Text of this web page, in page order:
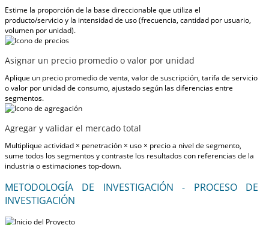
Estime la proporción de la base direccionable que utiliza el
producto/servicio y la intensidad de uso (frecuencia, cantidad por usuario,
volumen por unidad).
Asignar un precio promedio o valor por unidad
Aplique un precio promedio de venta, valor de suscripción, tarifa de servicio
o valor por unidad de consumo, ajustado según las diferencias entre
segmentos.
Agregar y validar el mercado total
Multiplique actividad × penetración × uso × precio a nivel de segmento,
sume todos los segmentos y contraste los resultados con referencias de la
industria o estimaciones top-down.
METODOLOGÍA DE INVESTIGACIÓN - PROCESO DE
INVESTIGACIÓN